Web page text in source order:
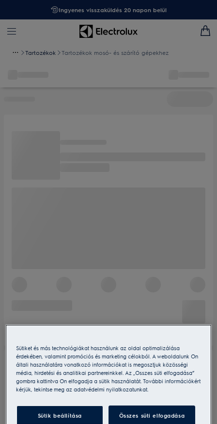
Ingyenes visszaküldés 20 napon belül
Tartozékok Tartozékok mosó- és szárító gépekhez
Sütiket és más technológiákat használunk az oldal optimalizálása
érdekében, valamint promóciós és marketing célokból. A weboldalunk Ön
általi használatára vonatkozó információkat is megosztjuk közösségi
média, hirdetési és analitikai partnereinkkel. Az „Összes süti elfogadása”
gombra kattintva Ön elfogadja a sütik használatát. További információkért
kérjük, tekintse meg az adatvédelmi nyilatkozatunkat.
Sütik beállítása Összes süti elfogadása